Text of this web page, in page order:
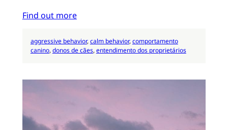
Find out more
aggressive behavior, calm behavior, comportamento
canino, donos de cães, entendimento dos proprietários